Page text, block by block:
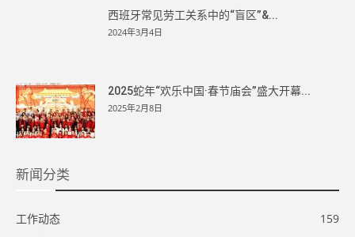
西班牙常见劳工关系中的“盲区”&...
2024年3月4日
2025蛇年“欢乐中国·春节庙会”盛大开幕...
2025年2月8日
新闻分类
工作动态
159